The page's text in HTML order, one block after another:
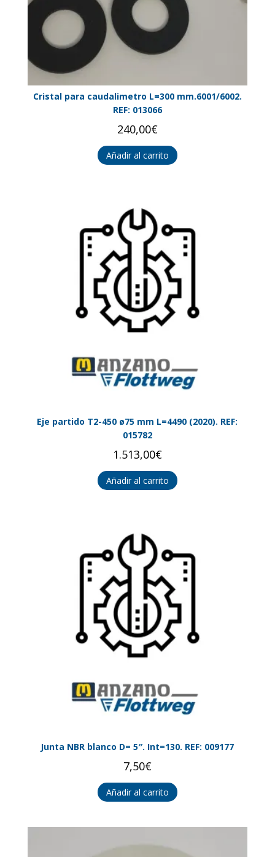
Cristal para caudalimetro L=300 mm.6001/6002.
REF: 013066
240,00€
Añadir al carrito
Eje partido T2-450 ø75 mm L=4490 (2020). REF:
015782
1.513,00€
Añadir al carrito
Junta NBR blanco D= 5″. Int=130. REF: 009177
7,50€
Añadir al carrito